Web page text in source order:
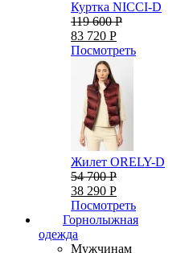
Куртка NICCI-D
119 600 Р
83 720 Р
Посмотреть
Жилет ORELY-D
54 700 Р
38 290 Р
Посмотреть
Горнолыжная
одежда
Мужчинам